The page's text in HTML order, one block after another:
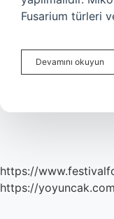
Fusarium türleri
Devamını okuyun
https://
https://